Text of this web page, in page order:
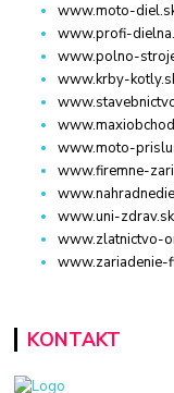
www.moto-
www.profi-
www.polno-
www.krby-
www.moto-
www.firemne-
www.uni-zdrav.sk
www.zlatnictvo-
www.zariadenie-
KONTAKT